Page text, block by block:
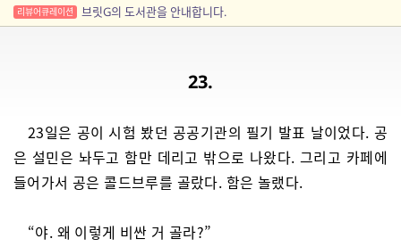
리뷰어큐레이션 브릿G의 도서관을 안내합니다.
23.
23일은 공이 시험 봤던 공공기관의 필기 발표 날이었다. 공
은 설민은 놔두고 함만 데리고 밖으로 나왔다. 그리고 카페에
들어가서 공은 콜드브루를 골랐다. 함은 놀랬다.
“야. 왜 이렇게 비싼 거 골라?”